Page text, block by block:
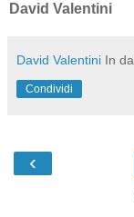
David Valentini
David Valentini In
Condividi
‹